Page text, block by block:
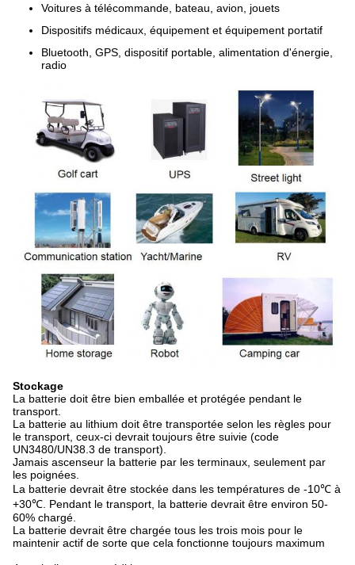
Voitures à télécommande, bateau, avion, jouets
Dispositifs médicaux, équipement et équipement portatif
Bluetooth, GPS, dispositif portable, alimentation d'énergie,
radio
Stockage
La batterie doit être bien emballée et protégée pendant le
transport.
La batterie au lithium doit être transportée selon les règles pour
le transport, ceux-ci devrait toujours être suivie (code
UN3480/UN38.3 de transport).
Jamais ascenseur la batterie par les terminaux, seulement par
les poignées.
La batterie devrait être stockée dans les températures de -10℃ à
+30℃. Pendant le transport, la batterie devrait être environ 50-
60% chargé.
La batterie devrait être chargée tous les trois mois pour le
maintenir actif de sorte que cela fonctionne toujours maximum